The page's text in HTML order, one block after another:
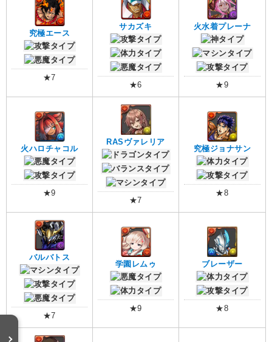
究極エース
★7
サカズキ
★6
火水着プレーナ
★9
火ハロチャコル
★9
RASヴァレリア
★7
究極ジョナサン
★8
バルバトス
★7
学園レムゥ
★9
ブレーザー
★8